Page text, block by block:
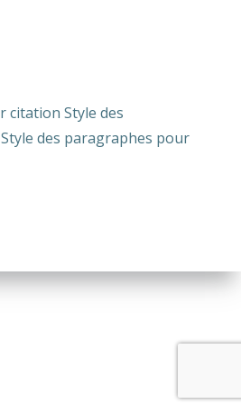
citation Style des
des paragraphes pour